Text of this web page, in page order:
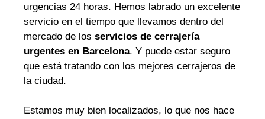
urgencias 24 horas. Hemos labrado un excelente
servicio en el tiempo que llevamos dentro del
mercado de los servicios de cerrajería
urgentes en Barcelona. Y puede estar seguro
que está tratando con los mejores cerrajeros de
la ciudad.
Estamos muy bien localizados, lo que nos hace